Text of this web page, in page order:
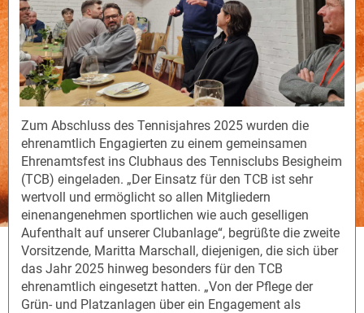
Zum Abschluss des Tennisjahres 2025 wurden die
ehrenamtlich Engagierten zu einem gemeinsamen
Ehrenamtsfest ins Clubhaus des Tennisclubs Besigheim
(TCB) eingeladen. „Der Einsatz für den TCB ist sehr
wertvoll und ermöglicht so allen Mitgliedern
einenangenehmen sportlichen wie auch geselligen
Aufenthalt auf unserer Clubanlage“, begrüßte die zweite
Vorsitzende, Maritta Marschall, diejenigen, die sich über
das Jahr 2025 hinweg besonders für den TCB
ehrenamtlich eingesetzt hatten. „Von der Pflege der
Grün- und Platzanlagen über ein Engagement als